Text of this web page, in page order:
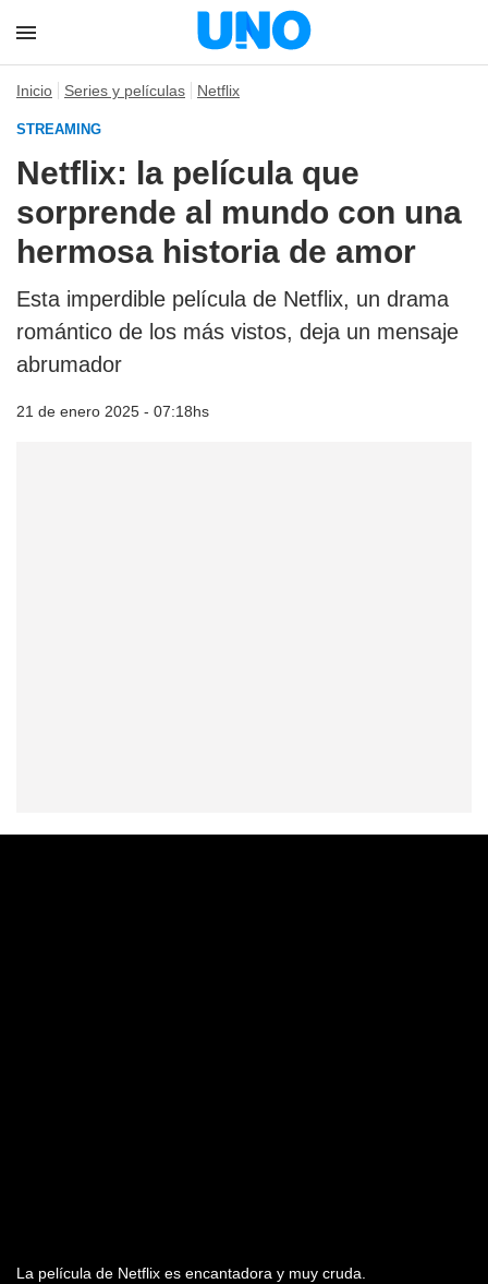
Inicio Series y películas Netflix
STREAMING
Netflix: la película que
sorprende al mundo con una
hermosa historia de amor
Esta imperdible película de Netflix, un drama
romántico de los más vistos, deja un mensaje
abrumador
21 de enero 2025 - 07:18hs
La película de Netflix es encantadora y muy cruda.